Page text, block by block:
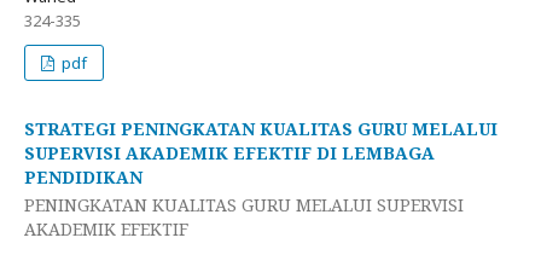
324-335
pdf
STRATEGI PENINGKATAN KUALITAS GURU MELALUI
SUPERVISI AKADEMIK EFEKTIF DI LEMBAGA
PENDIDIKAN
PENINGKATAN KUALITAS GURU MELALUI SUPERVISI
AKADEMIK EFEKTIF